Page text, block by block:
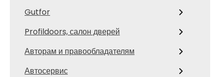
Gutfor
Profildoors, салон дверей
Авторам и правообладателям
Автосервис